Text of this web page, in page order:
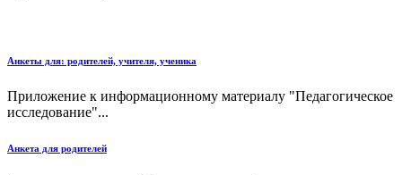
Анкеты для: родителей, учителя, ученика
Приложение к информационному материалу "Педагогическое
исследование"...
Анкета для родителей